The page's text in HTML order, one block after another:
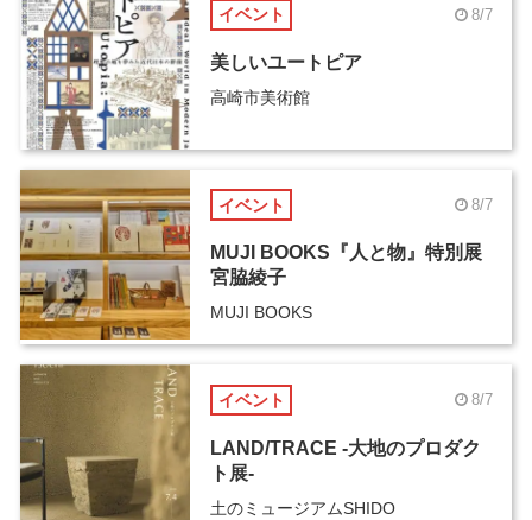
イベント 8/7
美しいユートピア
高崎市美術館
イベント 8/7
MUJI BOOKS『人と物』特別展
宮脇綾子
MUJI BOOKS
イベント 8/7
LAND/TRACE -大地のプロダク
ト展-
土のミュージアムSHIDO